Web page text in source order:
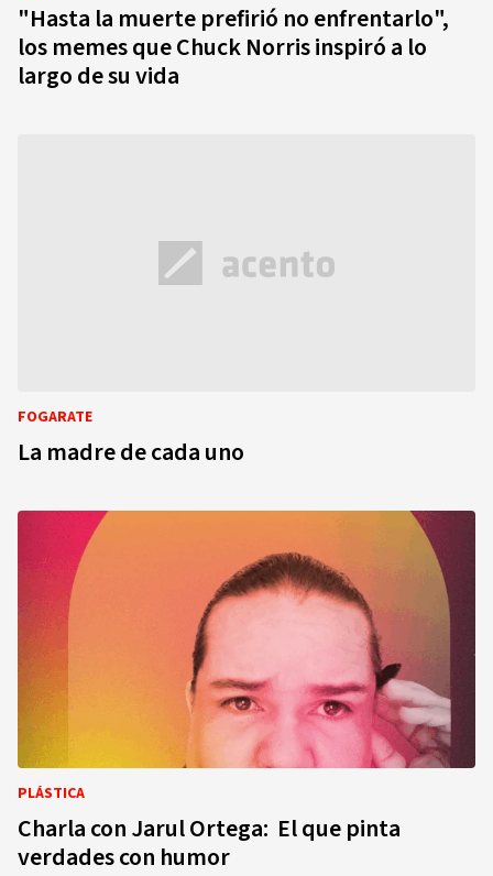
"Hasta la muerte prefirió no enfrentarlo",
los memes que Chuck Norris inspiró a lo
largo de su vida
FOGARATE
La madre de cada uno
PLÁSTICA
Charla con Jarul Ortega: El que pinta
verdades con humor